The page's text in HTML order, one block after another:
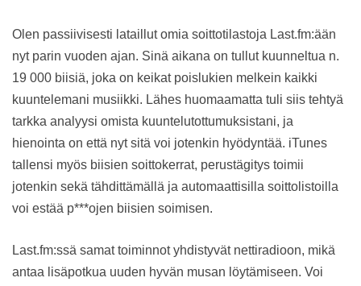
Olen passiivisesti lataillut omia soittotilastoja Last.fm:ään
nyt parin vuoden ajan. Sinä aikana on tullut kuunneltua n.
19 000 biisiä, joka on keikat poislukien melkein kaikki
kuuntelemani musiikki. Lähes huomaamatta tuli siis tehtyä
tarkka analyysi omista kuuntelutottumuksistani, ja
hienointa on että nyt sitä voi jotenkin hyödyntää. iTunes
tallensi myös biisien soittokerrat, perustägitys toimii
jotenkin sekä tähdittämällä ja automaattisilla soittolistoilla
voi estää p***ojen biisien soimisen.
Last.fm:ssä samat toiminnot yhdistyvät nettiradioon, mikä
antaa lisäpotkua uuden hyvän musan löytämiseen. Voi